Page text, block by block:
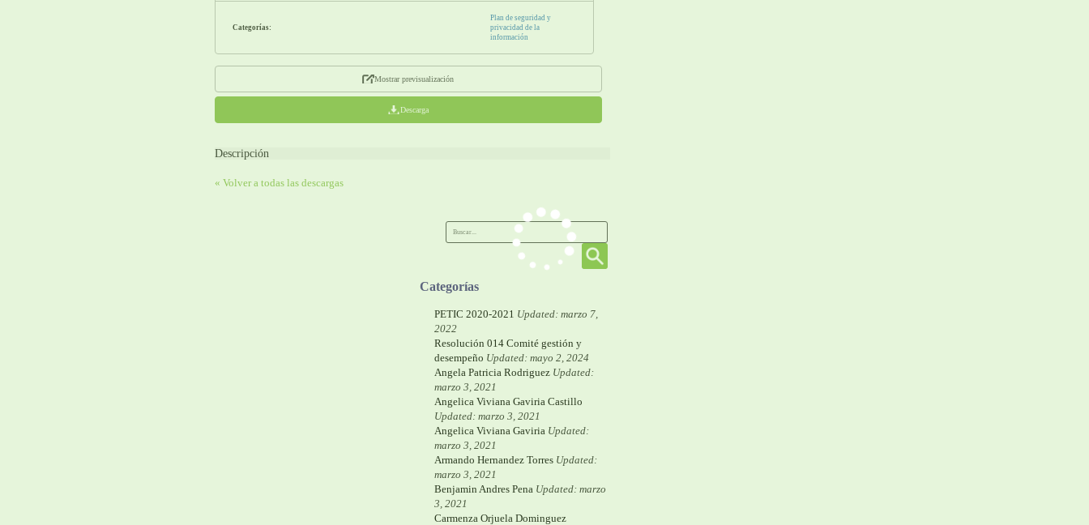
Categorías:
Plan de seguridad y
privacidad de la
información
Mostrar previsualización
Descarga
Descripción
« Volver a todas las descargas
Categorías
PETIC 2020-2021 Updated: marzo 7,
2022
Resolución 014 Comité gestión y
desempeño Updated: mayo 2, 2024
Angela Patricia Rodriguez Updated:
marzo 3, 2021
Angelica Viviana Gaviria Castillo
Updated: marzo 3, 2021
Angelica Viviana Gaviria Updated:
marzo 3, 2021
Armando Hernandez Torres Updated:
marzo 3, 2021
Benjamin Andres Pena Updated: marzo
3, 2021
Carmenza Orjuela Dominguez